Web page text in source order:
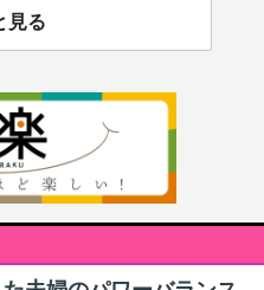
見る